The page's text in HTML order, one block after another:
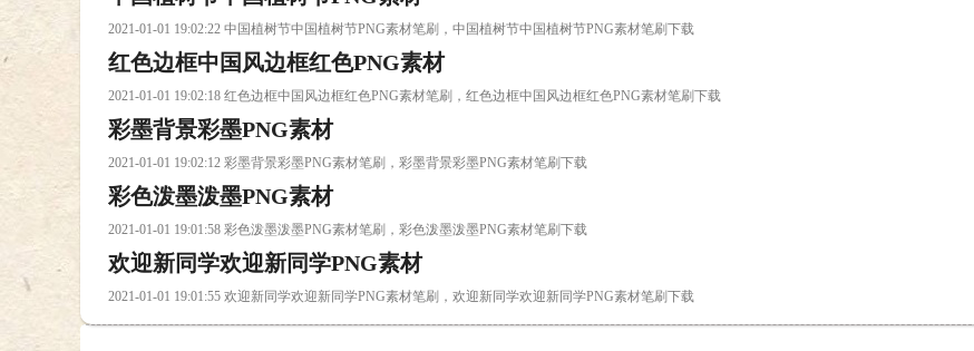
2021-01-01 19:02:22 中国植树节中国植树节PNG素材笔刷，中国植树节中国植树节PNG素材笔刷下载
红色边框中国风边框红色PNG素材
2021-01-01 19:02:18 红色边框中国风边框红色PNG素材笔刷，红色边框中国风边框红色PNG素材笔刷下载
彩墨背景彩墨PNG素材
2021-01-01 19:02:12 彩墨背景彩墨PNG素材笔刷，彩墨背景彩墨PNG素材笔刷下载
彩色泼墨泼墨PNG素材
2021-01-01 19:01:58 彩色泼墨泼墨PNG素材笔刷，彩色泼墨泼墨PNG素材笔刷下载
欢迎新同学欢迎新同学PNG素材
2021-01-01 19:01:55 欢迎新同学欢迎新同学PNG素材笔刷，欢迎新同学欢迎新同学PNG素材笔刷下载